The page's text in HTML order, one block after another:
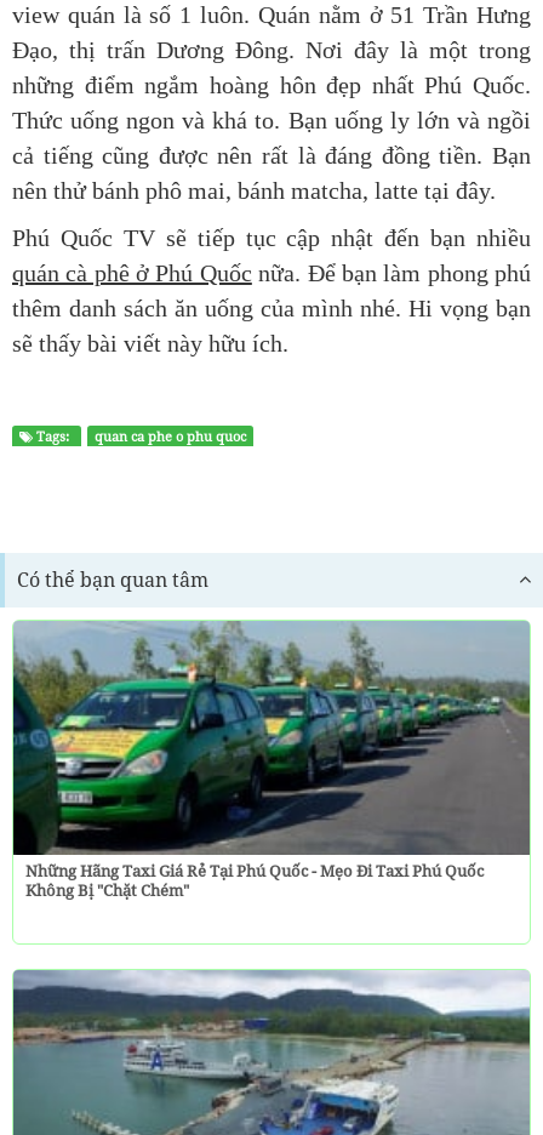
view quán là số 1 luôn. Quán nằm ở 51 Trần Hưng
Đạo, thị trấn Dương Đông. Nơi đây là một trong
những điểm ngắm hoàng hôn đẹp nhất Phú Quốc.
Thức uống ngon và khá to. Bạn uống ly lớn và ngồi
cả tiếng cũng được nên rất là đáng đồng tiền. Bạn
nên thử bánh phô mai, bánh matcha, latte tại đây.
Phú Quốc TV sẽ tiếp tục cập nhật đến bạn nhiều
quán cà phê ở Phú Quốc nữa. Để bạn làm phong phú
thêm danh sách ăn uống của mình nhé. Hi vọng bạn
sẽ thấy bài viết này hữu ích.
Tags: quan ca phe o phu quoc
Có thể bạn quan tâm
Những Hãng Taxi Giá Rẻ Tại Phú Quốc - Mẹo Đi Taxi Phú Quốc
Không Bị "chặt Chém"